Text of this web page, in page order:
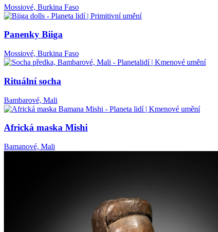
Mossiové, Burkina Faso
Panenky Biiga
Mossiové, Burkina Faso
Rituální socha
Bambarové, Mali
Africká maska Mishi
Bamanové, Mali